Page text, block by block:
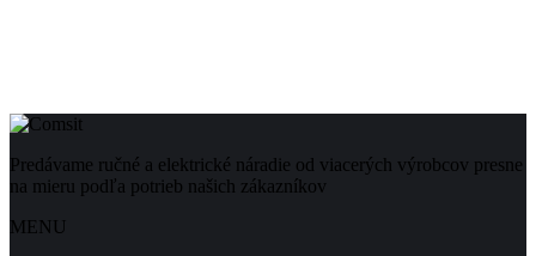
Predávame ručné a elektrické náradie od viacerých výrobcov presne
na mieru podľa potrieb našich zákazníkov
MENU